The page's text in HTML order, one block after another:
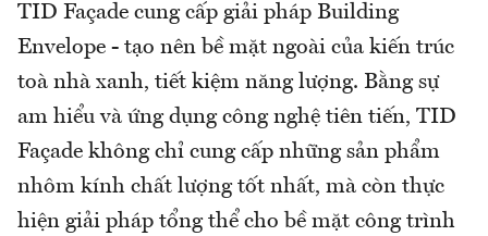
TID Façade cung cấp giải pháp Building
Envelope - tạo nên bề mặt ngoài của kiến trúc
toà nhà xanh, tiết kiệm năng lượng. Bằng sự
am hiểu và ứng dụng công nghệ tiên tiến, TID
Façade không chỉ cung cấp những sản phẩm
nhôm kính chất lượng tốt nhất, mà còn thực
hiện giải pháp tổng thể cho bề mặt công trình